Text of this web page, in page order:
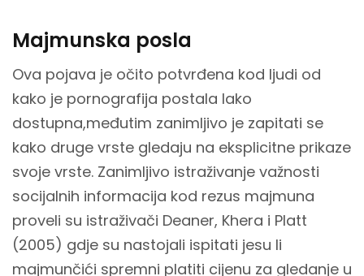
Majmunska posla
Ova pojava je očito potvrđena kod ljudi od
kako je pornografija postala lako
dostupna,međutim zanimljivo je zapitati se
kako druge vrste gledaju na eksplicitne prikaze
svoje vrste. Zanimljivo istraživanje važnosti
socijalnih informacija kod rezus majmuna
proveli su istraživači Deaner, Khera i Platt
(2005) gdje su nastojali ispitati jesu li
majmunčići spremni platiti cijenu za gledanje u